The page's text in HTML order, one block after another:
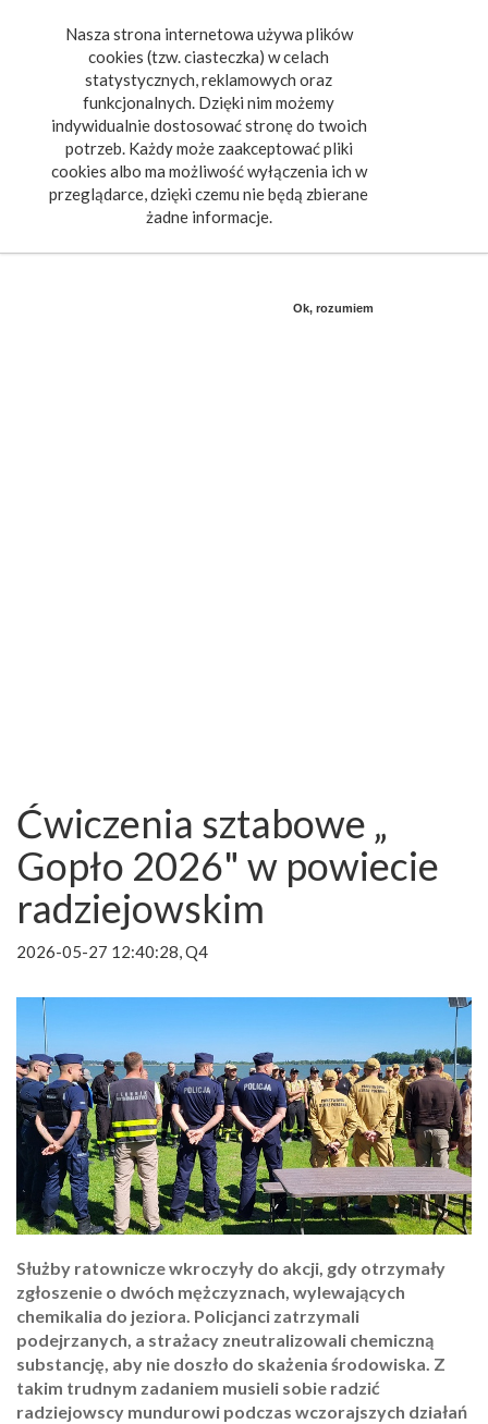
Nasza strona internetowa używa plików
cookies (tzw. ciasteczka) w celach
statystycznych, reklamowych oraz
funkcjonalnych. Dzięki nim możemy
indywidualnie dostosować stronę do twoich
potrzeb. Każdy może zaakceptować pliki
cookies albo ma możliwość wyłączenia ich w
przeglądarce, dzięki czemu nie będą zbierane
żadne informacje.
Ok, rozumiem
Ćwiczenia sztabowe „
Gopło 2026" w powiecie
radziejowskim
2026-05-27 12:40:28, Q4
Służby ratownicze wkroczyły do akcji, gdy otrzymały
zgłoszenie o dwóch mężczyznach, wylewających
chemikalia do jeziora. Policjanci zatrzymali
podejrzanych, a strażacy zneutralizowali chemiczną
substancję, aby nie doszło do skażenia środowiska. Z
takim trudnym zadaniem musieli sobie radzić
radziejowscy mundurowi podczas wczorajszych działań